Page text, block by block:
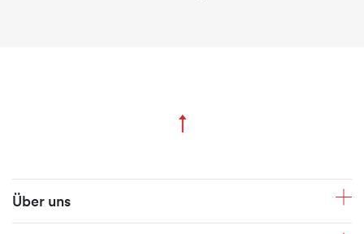
↑Zum Seitenanfang
Fusszeile
Über uns